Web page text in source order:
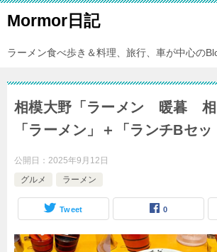
Mormor日記
ラーメン食べ歩き＆料理、旅行、車が中心の
相模大野「ラーメン 暖暮 相
「ラーメン」＋「ランチBセッ
公開日： 2025年9月12日
グルメ
ラーメン
Tweet 0